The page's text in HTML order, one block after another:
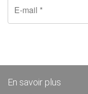
En savoir plus